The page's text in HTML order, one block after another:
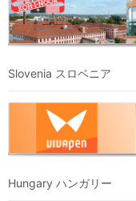
Slovenia スロベニア
Hungary ハンガリー